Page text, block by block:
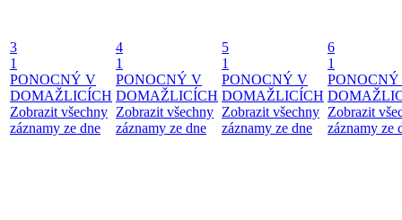
3
1
PONOCNÝ V
DOMAŽLICÍCH
Zobrazit všechny
záznamy ze dne
4
1
PONOCNÝ V
DOMAŽLICÍCH
Zobrazit všechny
záznamy ze dne
5
1
PONOCNÝ V
DOMAŽLICÍCH
Zobrazit všechny
záznamy ze dne
6
1
Zobrazit
záznamy ze